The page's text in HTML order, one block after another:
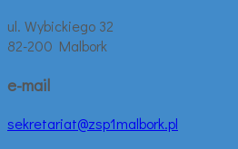
ul. Wybickiego 32
82-200 Malbork
e-mail
sekretariat@zsp1malbork.pl